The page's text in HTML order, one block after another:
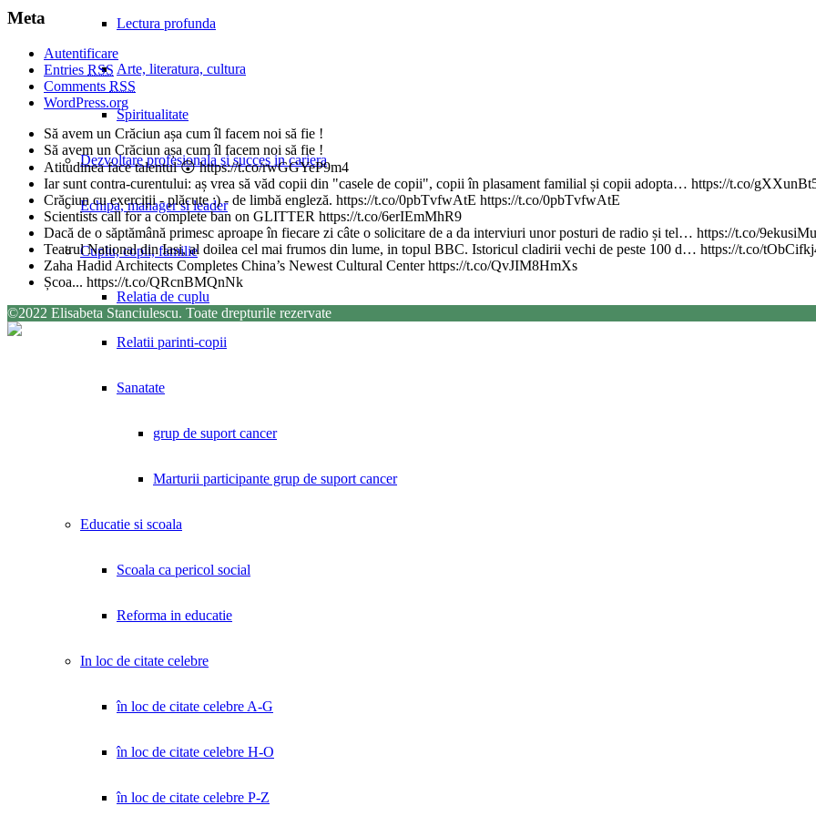
Lectura profunda
Arte, literatura, cultura
Spiritualitate
Dezvoltare profesionala si succes in cariera
Echipa, manager si leader
Cuplu, copii, familie
Relatia de cuplu
Relatii parinti-copii
Sanatate
grup de suport cancer
Marturii participante grup de suport cancer
Educatie si scoala
Scoala ca pericol social
Reforma in educatie
In loc de citate celebre
în loc de citate celebre A-G
în loc de citate celebre H-O
în loc de citate celebre P-Z
Meta
Autentificare
Entries RSS
Comments RSS
WordPress.org
Să avem un Crăciun așa cum îl facem noi să fie !
Să avem un Crăciun așa cum îl facem noi să fie !
Atitudinea face talentul 😲 https://t.co/rwGGYeP9m4
Iar sunt contra-curentului: aș vrea să văd copii din "casele de copii", copii în plasament familial și copii adopta… https://t.co/
Crăciun cu exerciții - plăcute :) - de limbă engleză. https://t.co/0pbTvfwAtE https://t.co/0pbTvfwAtE
Scientists call for a complete ban on GLITTER https://t.co/6erIEmMhR9
Dacă de o săptămână primesc aproape în fiecare zi câte o solicitare de a da interviuri unor posturi de radio și tel… https://t.co/
Teatrul National din Iasi, al doilea cel mai frumos din lume, in topul BBC. Istoricul cladirii vechi de peste 100 d… https://t.co/
Zaha Hadid Architects Completes China’s Newest Cultural Center https://t.co/QvJIM8HmXs
Școa... https://t.co/QRcnBMQnNk
©2022 Elisabeta Stanciulescu. Toate drepturile rezervate